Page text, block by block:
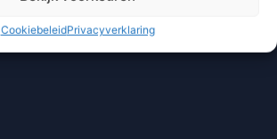
CookiebeleidPrivacyverklaring